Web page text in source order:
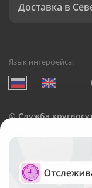
Доставка в
Язык интерфейса:
©Служба
Русский Букет, 2026
Общество с
ОГРН:
Юридический